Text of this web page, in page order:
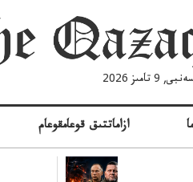
تامىز 2026
ازاماتتىق قوعامقوعام